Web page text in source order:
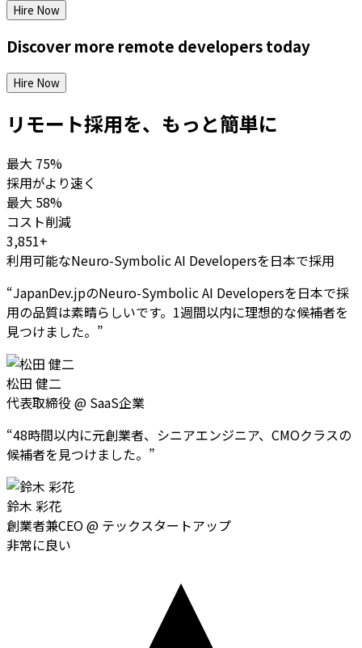
Hire Now
Discover more remote developerstoday
Hire Now
リモート採用を、もっと簡単に
最大 75%
採用がより速く
最大 58%
コスト削減
3,851+
利用可能なNeuro-Symbolic AI Developersを日本で採用
“JapanDev.jpのNeuro-Symbolic AI Developersを日本で採
用の品質は素晴らしいです。1週間以内に理想的な候補者を
見つけました。 ”
松田 健二
代表取締役 @ SaaS企業
“48時間以内に元創業者、シニアエンジニア、CMOクラスの
候補者を見つけました。 ”
鈴木 彩花
創業者兼CEO@ テックスタートアップ
非常に良い